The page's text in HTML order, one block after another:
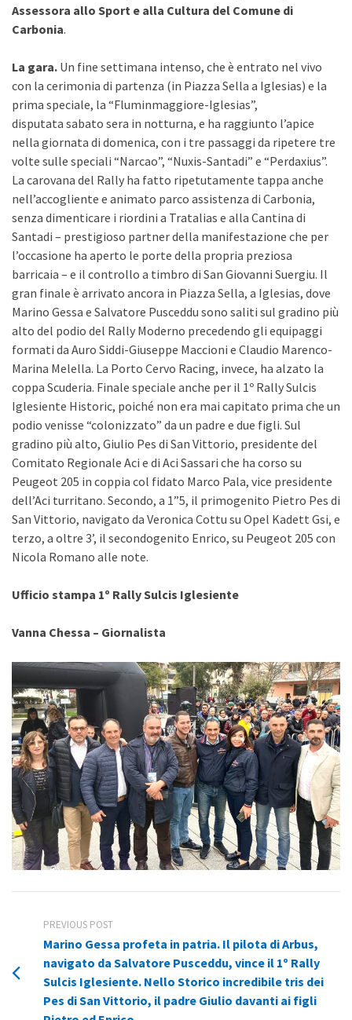
Assessora allo Sport e alla Cultura del Comune di
Carbonia.
La gara. Un fine settimana intenso, che è entrato nel vivo
con la cerimonia di partenza (in Piazza Sella a Iglesias) e la
prima speciale, la “Fluminmaggiore-Iglesias”,
disputata sabato sera in notturna, e ha raggiunto l’apice
nella giornata di domenica, con i tre passaggi da ripetere tre
volte sulle speciali “Narcao”, “Nuxis-Santadi” e “Perdaxius”.
La carovana del Rally ha fatto ripetutamente tappa anche
nell’accogliente e animato parco assistenza di Carbonia,
senza dimenticare i riordini a Tratalias e alla Cantina di
Santadi – prestigioso partner della manifestazione che per
l’occasione ha aperto le porte della propria preziosa
barricaia – e il controllo a timbro di San Giovanni Suergiu. Il
gran finale è arrivato ancora in Piazza Sella, a Iglesias, dove
Marino Gessa e Salvatore Pusceddu sono saliti sul gradino più
alto del podio del Rally Moderno precedendo gli equipaggi
formati da Auro Siddi-Giuseppe Maccioni e Claudio Marenco-
Marina Melella. La Porto Cervo Racing, invece, ha alzato la
coppa Scuderia. Finale speciale anche per il 1º Rally Sulcis
Iglesiente Historic, poiché non era mai capitato prima che un
podio venisse “colonizzato” da un padre e due figli. Sul
gradino più alto, Giulio Pes di San Vittorio, presidente del
Comitato Regionale Aci e di Aci Sassari che ha corso su
Peugeot 205 in coppia col fidato Marco Pala, vice presidente
dell’Aci turritano. Secondo, a 1”5, il primogenito Pietro Pes di
San Vittorio, navigato da Veronica Cottu su Opel Kadett Gsi, e
terzo, a oltre 3’, il secondogenito Enrico, su Peugeot 205 con
Nicola Romano alle note.
Ufficio stampa 1º Rally Sulcis Iglesiente
Vanna Chessa – Giornalista
PREVIOUS POST
Marino Gessa profeta in patria. Il pilota di Arbus,
navigato da Salvatore Pusceddu, vince il 1º Rally
Sulcis Iglesiente. Nello Storico incredibile tris dei
Pes di San Vittorio, il padre Giulio davanti ai figli